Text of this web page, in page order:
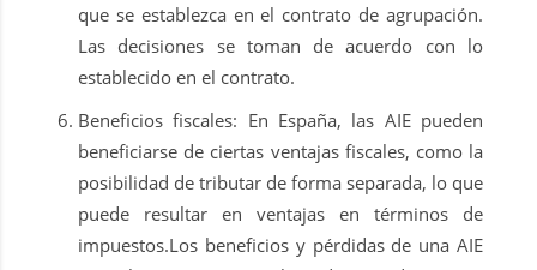
que se establezca en el contrato de agrupación.
Las decisiones se toman de acuerdo con lo
establecido en el contrato.
Beneficios fiscales: En España, las AIE pueden
beneficiarse de ciertas ventajas fiscales, como la
posibilidad de tributar de forma separada, lo que
puede resultar en ventajas en términos de
impuestos.Los beneficios y pérdidas de una AIE